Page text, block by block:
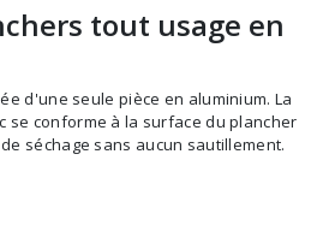
tout usage en
se conforme à la surface du plancher
séchage sans aucun sautillement.